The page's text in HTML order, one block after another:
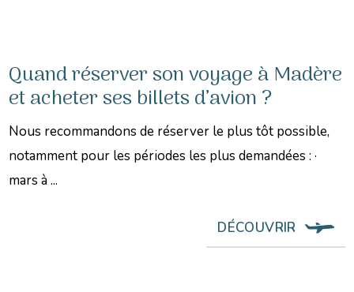
Quand réserver son voyage à Madère
et acheter ses billets d’avion ?
Nous recommandons de réserver le plus tôt possible,
notamment pour les périodes les plus demandées : ·
mars à ...
DÉCOUVRIR